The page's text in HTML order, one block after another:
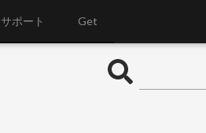
サポート Get